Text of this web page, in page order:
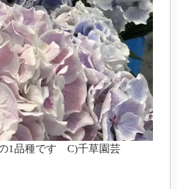
1品種です C)千草園芸